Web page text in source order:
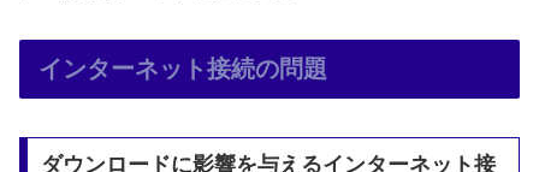
インターネット接続の問題
ダウンロードに影響を与えるインターネット接